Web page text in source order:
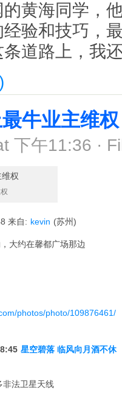
黄海同学，
验和技巧，
道路上，我
牛业主维权
下午11:36 ·
来自: kevin (苏州)
大约在馨都广场那边
photos/photo/109876461/
星空碧落 临风向月酒不休
非法卫星天线